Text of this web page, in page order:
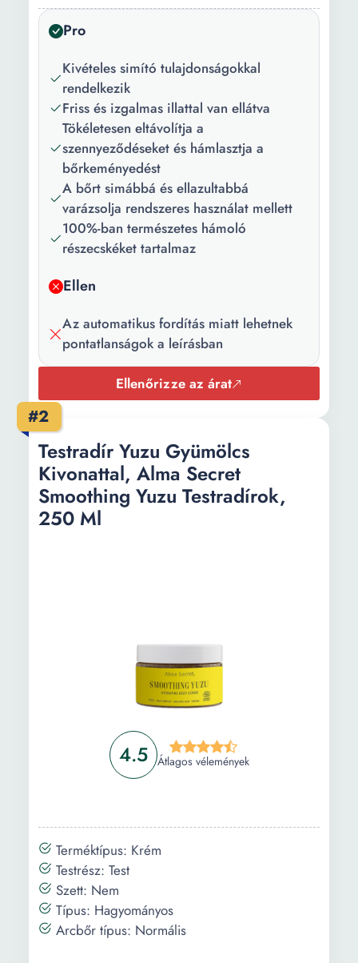
Súly:
300 g
Pro
Kivételes simító tulajdonságokkal
rendelkezik
Friss és izgalmas illattal van ellátva
Tökéletesen eltávolítja a
szennyeződéseket és hámlasztja a
bőrkeményedést
A bőrt simábbá és ellazultabbá
varázsolja rendszeres használat mellett
100%-ban természetes hámoló
részecskéket tartalmaz
Ellen
Az automatikus fordítás miatt lehetnek
pontatlanságok a leírásban
Ellenőrizze az árat
#2
4.5 Átlagos vélemények
Testradír Yuzu Gyümölcs
Kivonattal, Alma Secret
Smoothing Yuzu Testradírok,
250 Ml
Terméktípus: Krém
Testrész: Test
Szett: Nem
Típus: Hagyományos
Arcbőr típus: Normális